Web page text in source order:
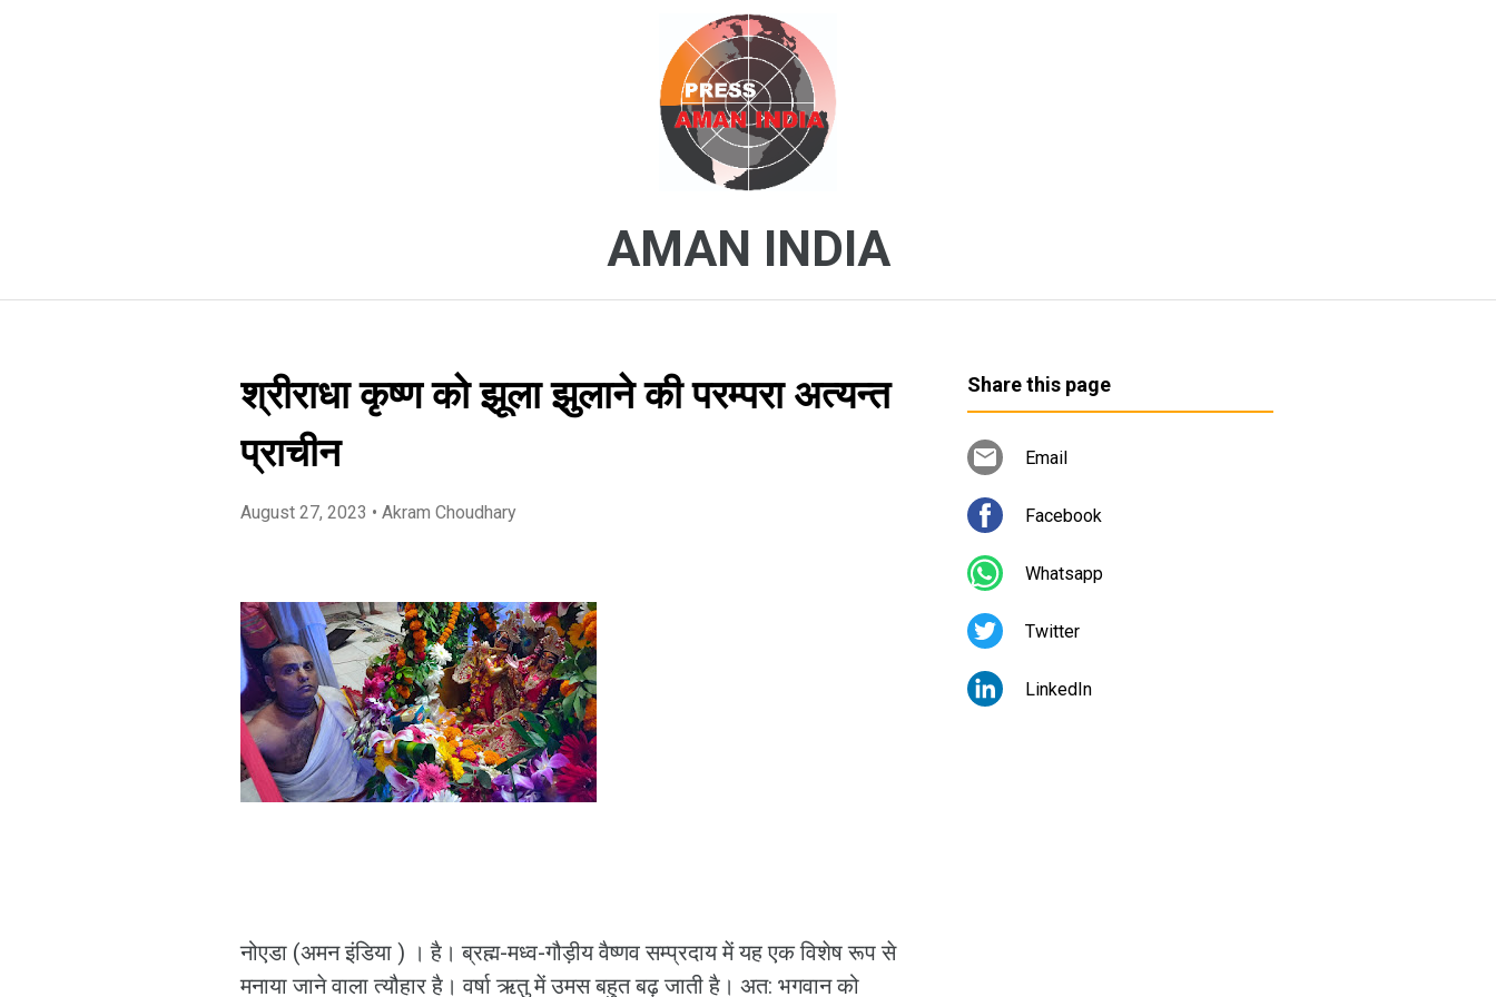
AMAN INDIA
श्रीराधा कृष्‍ण को झूला झुलाने की परम्परा अत्यन्त
प्राचीन
August 27, 2023 • Akram Choudhary
नोएडा (अमन इंडिया ) । है। ब्रह्म-मध्व-गौड़ीय वैष्णव सम्प्रदाय में यह एक विशेष रूप से
मनाया जाने वाला त्यौहार है। वर्षा ऋतु में उमस बहुत बढ़ जाती है। अत: भगवान को
Share this page
Email
Facebook
Whatsapp
Twitter
LinkedIn